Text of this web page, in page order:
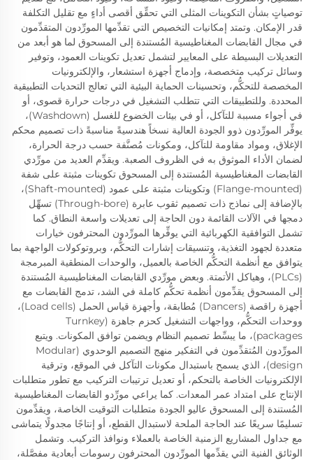
توصياتٍ بشأن التكوينات المثلى التي تحقِّق أقصى أداءٍ مع تقليل التكلفة
قدر الإمكان. وتمتد إمكانيات التخصيص التي تقدِّمها المورِّدون المتقدِّمون
في مجال القابضات المغناطيسية المُستندة إلى المسحوق لما هو أبعد من
التعديلات البسيطة على المعايير لتشمل تعديل تكوينات العمود، وتوفير
وسائل تركيب متخصصة، وإدماج أجهزة استشعار، والإلكترونيات
المخصصة للتحكُّم، وتحسينات الحماية البيئية التي تعالج التحديات التطبيقية
المحددة. وللتطبيقات التي تتطلب التشغيل في درجات حرارة قصوى، أو
في أجواء مسببة للتآكل، أو في بيئات الخضوع للغسل (Washdown)،
يوفِّر المورِّدون ذوو الجودة العالية نسخاً هندسيةً مناسبةً ذات تصميم محكم
الإغلاق، ومواد مقاومة للتآكل، ومكونات مُصنَّفة حسب درجة الحرارة،
لضمان الأداء الموثوق به في الظروف الصعبة. ويقدِّم العديد من مورِّدي
القابضات المغناطيسية المُستندة إلى المسحوق تكوينات مثبتة على شفة
(Flange-mounted) وتكوينات مثبتة على عمود (Shaft-mounted)،
بالإضافة إلى نماذج ذات تصميم ثقوب عابرة (Through-bore) تسهِّل
دمجها في الآلات القائمة دون الحاجة إلى تعديلات واسعة النطاق. كما
تشمل التوافقية الكهربائية التي يوفِّرها المورِّدون المحترفون خيارات
متعددة لجهود التغذية، وتنسيقات إشارات التحكُّم، وبروتوكولات الواجهة بما
يتوافق مع أنظمة التحكُّم الخاصة بالعميل، والوحدات المنطقية المبرمجة
(PLCs)، وهياكل الأتمتة. وبعض مورِّدي القابضات المغناطيسية المُستندة
إلى المسحوق يقدِّمون أنظمة تحكُّم كاملة في الشد، تدمج القابضات مع
أجهزة راقصة (Dancers) مُطابقة، وأجهزة قياس الحمل (Load cells)،
ووحدات التحكُّم، وواجهات التشغيل كحزم جاهزة (Turnkey
packages)، ما يبسِّط تصميم النظام ويضمن توافق المكونات. ويتبع
المورِّدون المُتقدِّمون في التفكير منهج التصميم الوحدوي (Modular
design)، الذي يسمح باستبدال مكونات التآكل في الموقع، وترقية
الإلكترونيات الخاصة بالتحكم، أو تعديل ترتيبات التركيب مع تطور متطلبات
الإنتاج على امتداد عمر المعدات. كما يراعي مورِّدو القابضات المغناطيسية
المُستندة إلى المسحوق عاليو الجودة متطلبات التوقيت الخاصة، ويقدِّمون
تسليمًا سريعًا عند الحاجة الملحة لاستبدال القطع، أو إنتاجًا مجدولًا يتماشى
مع جداول المشاريع الزمنية الخاصة بالعملاء ونوافذ التركيب. وتشمل
الوثائق الفنية التي يقدِّمها المورِّدون المحترفون رسومات أبعادية مفصَّلة،